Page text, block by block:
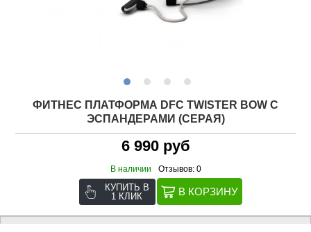
ФИТНЕС ПЛАТФОРМА DFC TWISTER BOW С
ЭСПАНДЕРАМИ (СЕРАЯ)
6 990 руб
В наличии Отзывов: 0
КУПИТЬ В
1 КЛИК